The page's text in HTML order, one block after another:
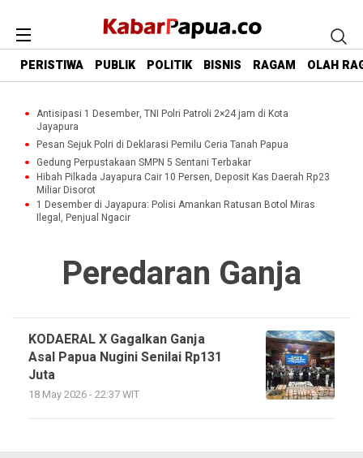
PERISTIWA PUBLIK POLITIK BISNIS RAGAM OLAH
Antisipasi 1 Desember, TNI Polri Patroli 2×24 jam di Kota
Jayapura
Pesan Sejuk Polri di Deklarasi Pemilu Ceria Tanah Papua
Gedung Perpustakaan SMPN 5 Sentani Terbakar
Hibah Pilkada Jayapura Cair 10 Persen, Deposit Kas Daerah Rp23
Miliar Disorot
1 Desember di Jayapura: Polisi Amankan Ratusan Botol Miras
Ilegal, Penjual Ngacir
Peredaran Ganja
KODAERAL X Gagalkan Ganja
Asal Papua Nugini Senilai Rp131
Juta
18 May 2026 - 22:37 WIT